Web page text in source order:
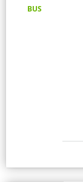
BUS